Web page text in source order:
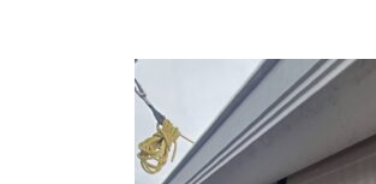
フ
ォ
ー
ム
市
に
あ
る
外
ム
株
式
会